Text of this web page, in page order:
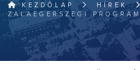
KEZDŐLAP
HÍREK
ZALAEGERSZEGI